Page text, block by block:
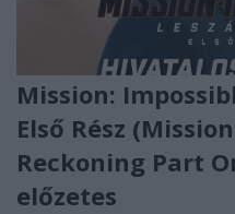
Mission:
Első Rész
Reckoning Part
előzetes